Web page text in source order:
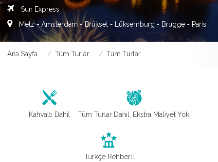
Sun Express
Metz - Amsterdam - Brüksel - Lüksemburg - Brugge - Paris
Ana Sayfa Tüm Turlar Tüm Turlar
Kahvaltı Dahil Tüm Turlar Dahil, Ekstra Maliyet Yok
Türkçe Rehberli